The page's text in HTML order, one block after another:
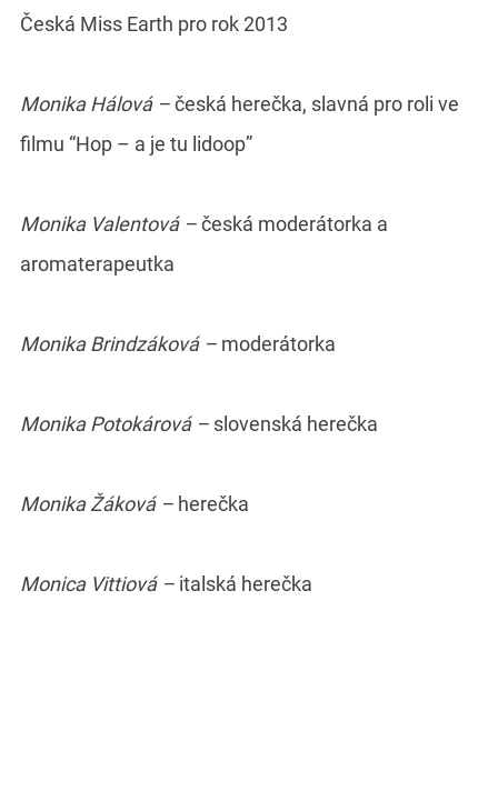
Česká Miss Earth pro rok 2013
Monika Hálová –česká herečka, slavná pro roli ve
filmu “Hop – a je tu lidoop”
Monika Valentová –česká moderátorka a
aromaterapeutka
Monika Brindzáková – moderátorka
Monika Potokárová – slovenská herečka
Monika Žáková – herečka
Monica Vittiová – italská herečka